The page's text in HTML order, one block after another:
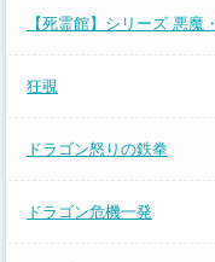
【死霊館】シリーズ 悪魔
狂覗
ドラゴン怒りの鉄拳
ドラゴン危機一発